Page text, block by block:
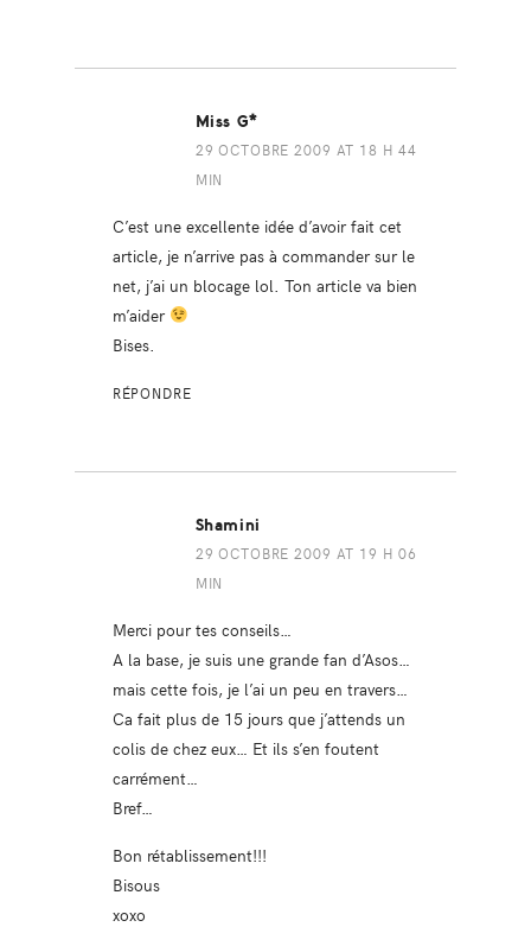
Miss G*
29 OCTOBRE 2009 AT 18 H 44
MIN
C’est une excellente idée d’avoir fait cet
article, je n’arrive pas à commander sur le
net, j’ai un blocage lol. Ton article va bien
m’aider
Bises.
RÉPONDRE
Shamini
29 OCTOBRE 2009 AT 19 H 06
MIN
Merci pour tes conseils…
A la base, je suis une grande fan d’Asos…
mais cette fois, je l’ai un peu en travers…
Ca fait plus de 15 jours que j’attends un
colis de chez eux… Et ils s’en foutent
carrément…
Bref…
Bon rétablissement!!!
Bisous
xoxo